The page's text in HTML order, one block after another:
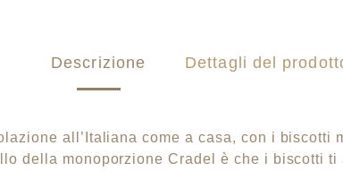
Descrizione Dettagli del
all’Italiana come a casa, con i
della monoporzione Cradel è che i biscotti